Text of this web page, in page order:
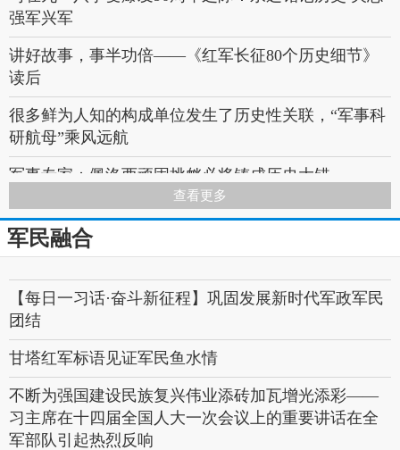
4.0，整挺好！
庆〝八一老兵书〞画展在平凉市工人文化宫开展
老兵绘画作品10幅，退役不褪色，情怀深深兵味浓
“致敬军魂”书画展：看老兵与将军的笔下峥嵘
强军兴军
讲好故事，事半功倍——《红军长征80个历史细节》
读后
很多鲜为人知的构成单位发生了历史性关联，“军事科
研航母”乘风远航
军事专家：佩洛西顽固挑衅必将铸成历史大错
永不褪色的旗帜
国际军事比赛2022丨中国创“苏沃洛夫突击”接力赛历
发扬历史主动精神，以只争朝夕状态建功强军事业
《 风 雨 百 年 》——党的辉煌盛赞
百年党史 | 中国革命从这里转折
淮 海 车 轮
查看更多
军民融合
【每日一习话·奋斗新征程】巩固发展新时代军政军民
团结
甘塔红军标语见证军民鱼水情
不断为强国建设民族复兴伟业添砖加瓦增光添彩——
习主席在十四届全国人大一次会议上的重要讲话在全
军部队引起热烈反响